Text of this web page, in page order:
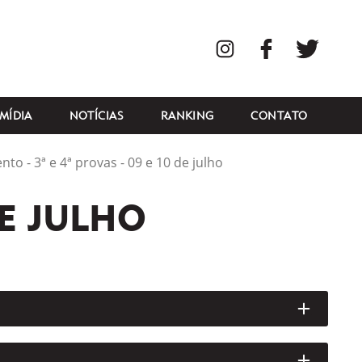
InstagramFacebook
NOTÍCIAS RANKING CONTATO
- 3ª e 4ª provas - 09 e 10 de julho
JULHO